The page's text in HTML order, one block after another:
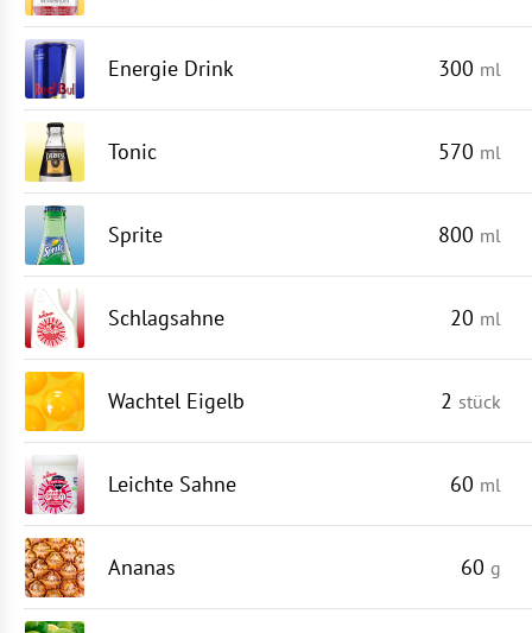
Energie Drink 300 ml
Tonic 570 ml
Sprite 800 ml
Schlagsahne 20 ml
Wachtel Eigelb 2 stück
Leichte Sahne 60 ml
Ananas 60 g